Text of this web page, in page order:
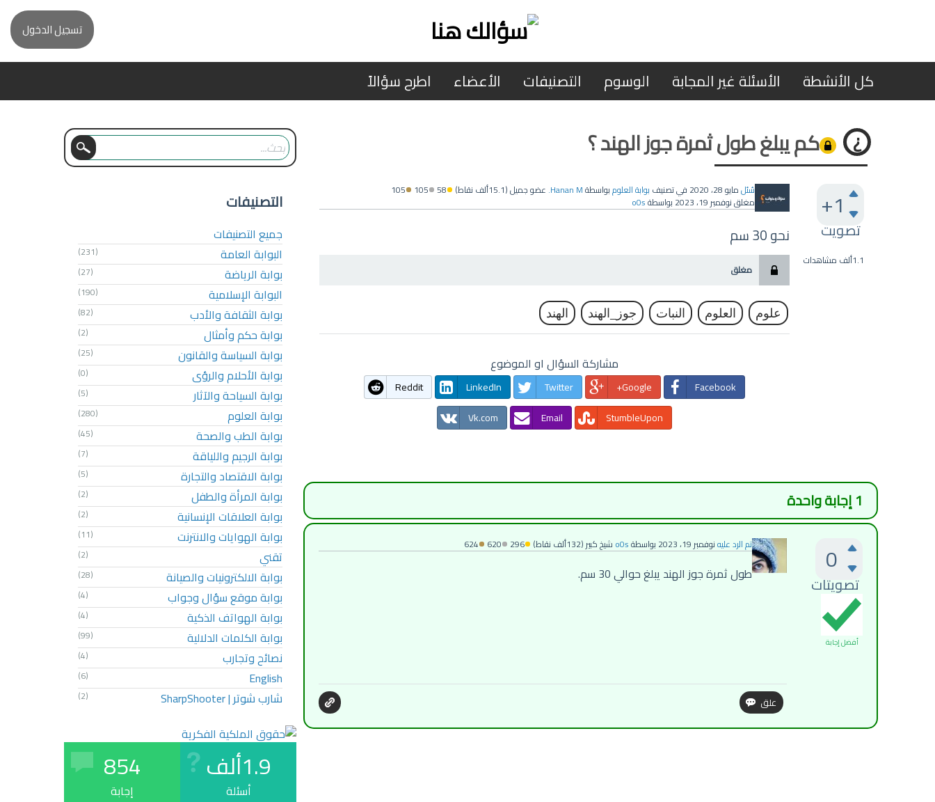
تسجيل الدخول
كل الأنشطة الأسئلة غير المجابة الوسوم التصنيفات الأعضاء اطرح سؤالاً
كم يبلغ طول ثمرة جوز الهند ؟
+1
تصويت
1.1ألف مشاهدات
سُئلمايو 28، 2020 في تصنيف بوابة العلومبواسطةHanan M. عضو جميل(15.1ألف نقاط) 58
105
105
مغلقنوفمبر 19، 2023 بواسطةo0s
نحو 30 سم
مغلق
علوم العلوم النبات جوز_الهند الهند
مشاركة السؤال او الموضوع
Facebook
Google+
Twitter
LinkedIn
Reddit
StumbleUpon
Email
Vk.com
1إجابة واحدة
0
تصويتات
تم الرد عليهنوفمبر 19، 2023 بواسطةo0s شيخ كبير(132ألف نقاط) 296
620
624
أفضل إجابة
طول ثمرة جوز الهند يبلغ حوالي 30 سم.
التصنيفات
جميع التصنيفات
البوابة العامة
(231)
بوابة الرياضة (27)
البوابة الإسلامية (190)
بوابة الثقافة والأدب (82)
بوابة حكم وأمثال (2)
بوابة السياسة والقانون (25)
بوابة الأحلام والرؤى (0)
بوابة السياحة والآثار (5)
بوابة العلوم (280)
بوابة الطب والصحة (45)
بوابة الرجيم واللياقة (7)
بوابة الاقتصاد والتجارة (5)
بوابة المرأة والطفل (2)
بوابة العلاقات الإنسانية (2)
بوابة الهوايات والانترنت (11)
تقني (2)
بوابة الالكترونيات والصيانة (28)
بوابة موقع سؤال وجواب (4)
بوابة الهواتف الذكية (4)
بوابة الكلمات الدلالية (99)
نصائح وتجارب (4)
English
(6)
شارب شوتر | SharpShooter (2)
1.9ألف
أسئلة
854
إجابة